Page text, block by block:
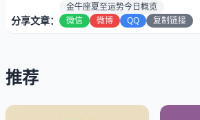
数：
90%（健康状态不错，四星半）
贵人生
金牛座夏至运势今日概览
分享文章： 微信 微博 QQ 复制链接
推荐